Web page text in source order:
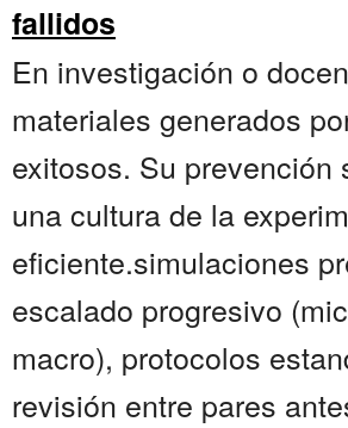
fallidos
En investigación o
materiales generados
exitosos. Su prevención
una cultura de la
eficiente.simulaciones
escalado progresivo
macro), protocolos
revisión entre pares